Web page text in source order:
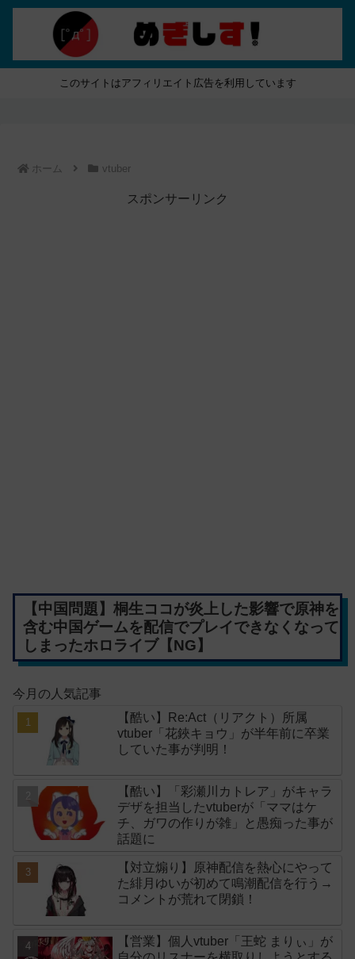
このサイトはアフィリエイト広告を利用しています
ホーム vtuber
スポンサーリンク
【中国問題】桐生ココが炎上した影響で原神を
含む中国ゲームを配信でプレイできなくなって
しまったホロライブ【NG】
今月の人気記事
【酷い】Re:Act（リアクト）所属
vtuber「花鋏キョウ」が半年前に卒業
していた事が判明！
【酷い】「彩瀬川カトレア」がキャラ
デザを担当したvtuberが「ママはケ
チ、ガワの作りが雑」と愚痴った事が
話題に
【対立煽り】原神配信を熱心にやって
た緋月ゆいが初めて鳴潮配信を行う→
コメントが荒れて閉鎖！
【営業】個人vtuber「王蛇 まりぃ」が